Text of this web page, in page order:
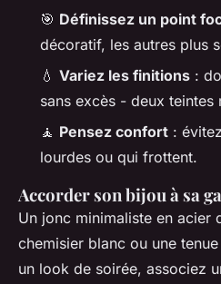
🎯 Définissez un point
décoratif, les autres plus
💧 Variez les finitions :
sans excès - deux teintes
🧘 Pensez confort :
lourdes ou qui frottent.
Accorder son bijou à sa
Un jonc minimaliste en acier
chemisier blanc ou une
un look de soirée, associez